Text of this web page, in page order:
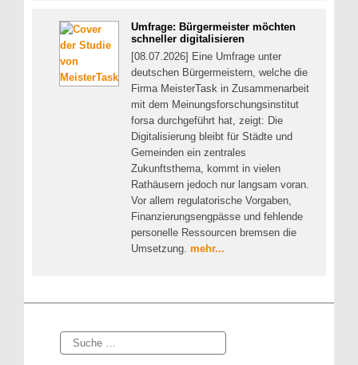
Umfrage: Bürgermeister möchten
schneller digitalisieren
[08.07.2026] Eine Umfrage unter
deutschen Bürgermeistern, welche die
Firma MeisterTask in Zusammenarbeit
mit dem Meinungsforschungsinstitut
forsa durchgeführt hat, zeigt: Die
Digitalisierung bleibt für Städte und
Gemeinden ein zentrales
Zukunftsthema, kommt in vielen
Rathäusern jedoch nur langsam voran.
Vor allem regulatorische Vorgaben,
Finanzierungsengpässe und fehlende
personelle Ressourcen bremsen die
Umsetzung. mehr...
Suche